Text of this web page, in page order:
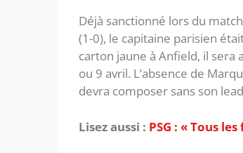
Déjà sanctionné lors du
(1-0), le capitaine parisien
carton jaune à Anfield, il
ou 9 avril. L’absence de
devra composer sans son
Lisez aussi : PSG : « Tous